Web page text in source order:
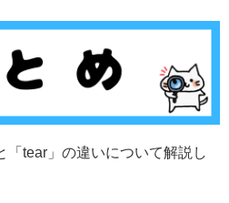
「tear」の違いについて解説し